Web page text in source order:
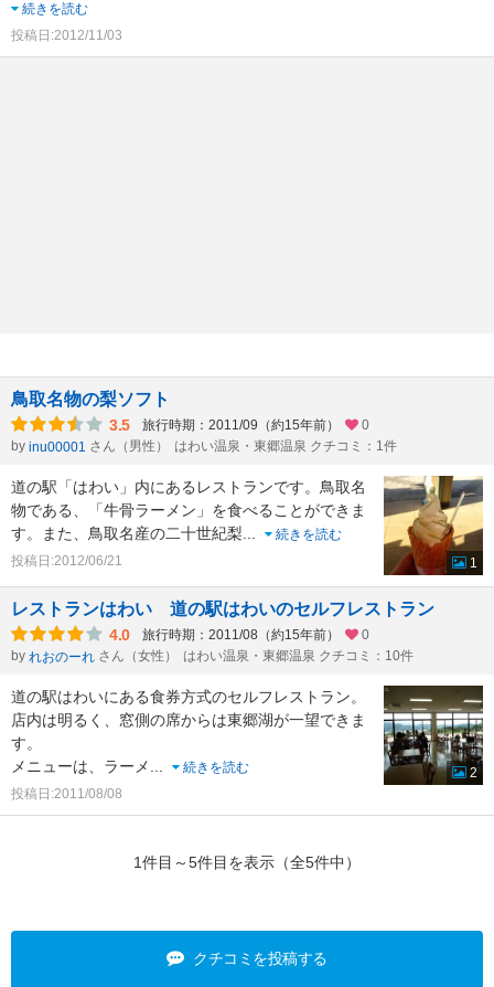
続きを読む
投稿日:2012/11/03
鳥取名物の梨ソフト
3.5 旅行時期：2011/09（約15年前）
0
by inu00001 さん（男性） はわい温泉・東郷温泉 クチコミ：1件
道の駅「はわい」内にあるレストランです。鳥取名
物である、「牛骨ラーメン」を食べることができま
す。また、鳥取名産の二十世紀梨...
続きを読む
投稿日:2012/06/21
1
レストランはわい 道の駅はわいのセルフレストラン
4.0 旅行時期：2011/08（約15年前）
0
by れおのーれ さん（女性） はわい温泉・東郷温泉 クチコミ：10件
道の駅はわいにある食券方式のセルフレストラン。
店内は明るく、窓側の席からは東郷湖が一望できま
す。
メニューは、ラーメ...
続きを読む
投稿日:2011/08/08
2
1件目～5件目を表示（全5件中）
クチコミを投稿する